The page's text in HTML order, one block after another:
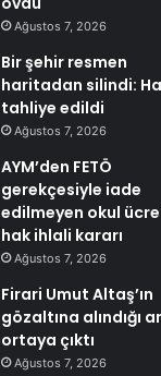
Ağustos 7, 2026
Bir şehir resmen
haritadan silindi:
tahliye edildi
Ağustos 7, 2026
AYM’den FETÖ
gerekçesiyle iade
edilmeyen okul
hak ihlali kararı
Ağustos 7, 2026
Firari Umut Altaş’ın
gözaltına alındığı
ortaya çıktı
Ağustos 7, 2026